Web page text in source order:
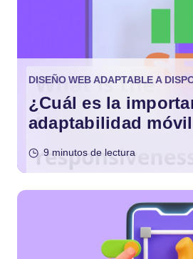
DISEÑO WEB ADAPTABLE A
¿Cuál es la
adaptabilidad
9 minutos de lectura